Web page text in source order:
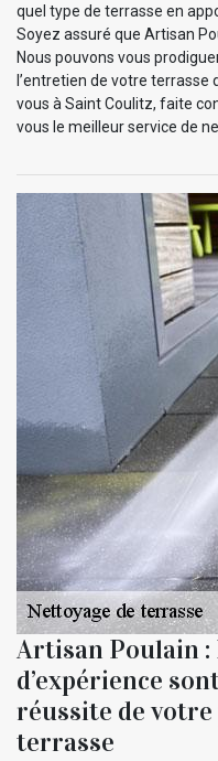
quel type de terrasse en
Soyez assuré que Artisan
Nous pouvons vous
l’entretien de votre
vous à Saint Coulitz, faite
vous le meilleur service de
Artisan Poulain :
d’expérience
réussite de
terrasse